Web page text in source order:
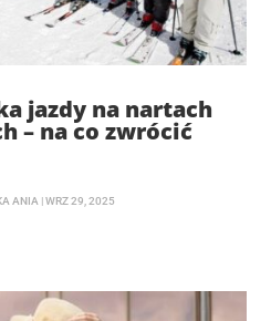
jazdy na nartach
– na co zwrócić
ANIA |WRZ 29, 2025